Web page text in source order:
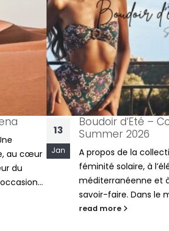
Jan
Boudoir d’Eté –
Summer 2026
A propos de la collection...
féminité solaire, à l’élégance
méditerranéenne et à
savoir-faire. Dans le
read more